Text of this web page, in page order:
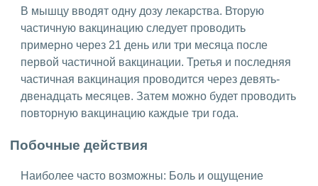
В мышцу вводят одну дозу лекарства. Вторую
частичную вакцинацию следует проводить
примерно через 21 день или три месяца после
первой частичной вакцинации. Третья и последняя
частичная вакцинация проводится через девять-
двенадцать месяцев. Затем можно будет проводить
повторную вакцинацию каждые три года.
Побочные действия
Наиболее часто возможны: Боль и ощущение